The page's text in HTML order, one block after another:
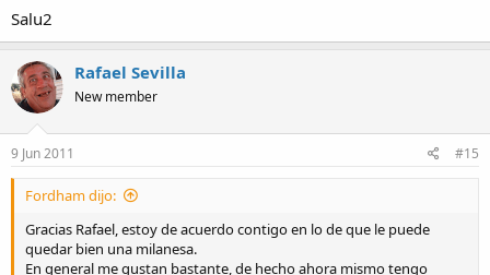
Salu2
Rafael Sevilla
New member
9 Jun 2011 #15
Fordham dijo:
Gracias Rafael, estoy de acuerdo contigo en lo de que le puede
quedar bien una milanesa.
En general me gustan bastante, de hecho ahora mismo tengo